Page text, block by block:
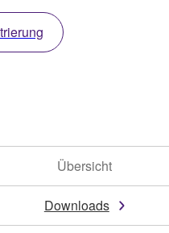
Übersicht
Downloads